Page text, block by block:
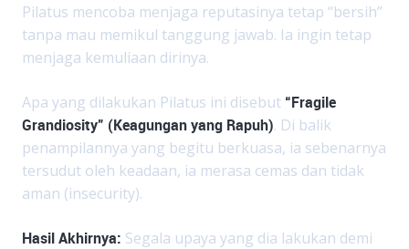
Pilatus mencoba menjaga reputasinya tetap “bersih”
tanpa mau memikul tanggung jawab. Ia ingin tetap
menjaga kemuliaan dirinya.
Apa yang dilakukan Pilatus ini disebut “Fragile
Grandiosity” (Keagungan yang Rapuh). Di balik
penampilannya yang begitu berkuasa, ia sebenarnya
tersudut oleh keadaan, ia merasa cemas dan tidak
aman (insecurity).
Hasil Akhirnya: Segala upaya yang dia lakukan demi